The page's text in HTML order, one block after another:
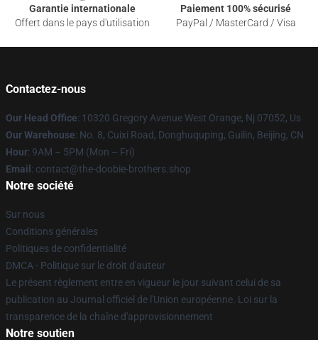
Garantie internationale
Offert dans le pays d'utilisation
Paiement 100% sécurisé
PayPal / MasterCard / Visa
Contactez-nous
Our Head Office: 10320 Gregory Avenue West Orange, Nj 07052, Us
Our Warehouse: No. 8, Cuixi Road, Donghuquping, Guilin, Beijing, CN
Hour: 9AM – 5PM (Mon – Fri)
Email : contact@the-doobie-brothers.shop
Notre société
Sur nous
Conditions générales
Politiques de confidentialité
DMCA - Politique sur le droit d'auteur
Le présent règlement entre en vigueur le jour suivant celui de sa
publication au Journal officiel de l'Union européenne. Loi sur la
transparence de la chaîne d'approvisionnement
Notre soutien